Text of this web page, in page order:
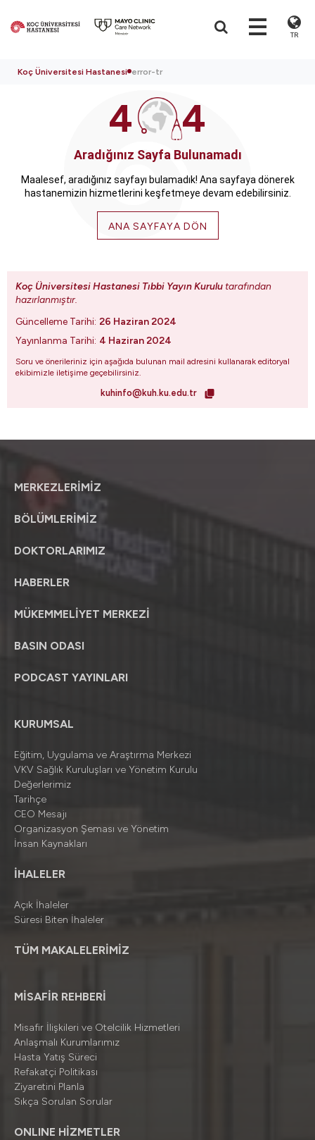
TR
Koç Üniversitesi Hastanesi error-tr
4 4
Aradığınız Sayfa Bulunamadı
Maalesef, aradığınız sayfayı bulamadık! Ana sayfaya dönerek
hastanemizin hizmetlerini keşfetmeye devam edebilirsiniz.
ANA SAYFAYA DÖN
Koç Üniversitesi Hastanesi Tıbbi Yayın Kurulu tarafından
hazırlanmıştır.
Güncelleme Tarihi: 26 Haziran 2024
Yayınlanma Tarihi: 4 Haziran 2024
Soru ve önerileriniz için aşağıda bulunan mail adresini kullanarak editoryal
ekibimizle iletişime geçebilirsiniz.
kuhinfo@kuh.ku.edu.tr
MERKEZLERİMİZ
BÖLÜMLERİMİZ
DOKTORLARIMIZ
HABERLER
MÜKEMMELİYET MERKEZİ
BASIN ODASI
PODCAST YAYINLARI
KURUMSAL
Eğitim, Uygulama ve Araştırma Merkezi
VKV Sağlık Kuruluşları ve Yönetim Kurulu
Değerlerimiz
Tarihçe
CEO Mesajı
Organizasyon Şeması ve Yönetim
İnsan Kaynakları
İHALELER
Açık İhaleler
Süresi Biten İhaleler
TÜM MAKALELERİMİZ
MİSAFİR REHBERİ
Misafir İlişkileri ve Otelcilik Hizmetleri
Anlaşmalı Kurumlarımız
Hasta Yatış Süreci
Refakatçi Politikası
Ziyaretini Planla
Sıkça Sorulan Sorular
ONLINE HİZMETLER